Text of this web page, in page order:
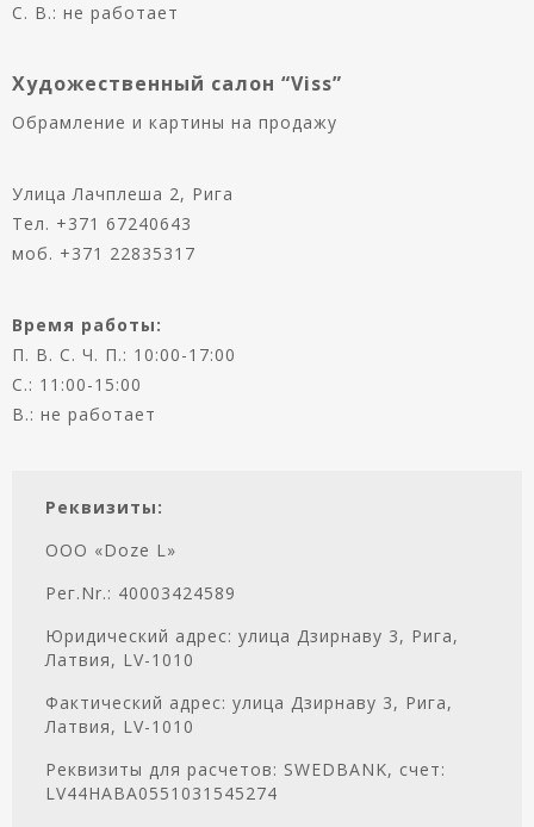
С. В.: не работает
Художественный салон “Viss”
Oбрамление и картины на продажу
Улица Лачплеша 2, Рига
Тел. +371 67240643
моб. +371 22835317
Время работы:
П. В. С. Ч. П.: 10:00-17:00
С.: 11:00-15:00
В.: не работает
Реквизиты:
ООО «Doze L»
Рег.Nr.: 40003424589
Юридический адрес: улица Дзирнаву 3, Рига,
Латвия, LV-1010
Фактический адрес: улица Дзирнаву 3, Рига,
Латвия, LV-1010
Реквизиты для расчетов: SWEDBANK, счет:
LV44HABA0551031545274